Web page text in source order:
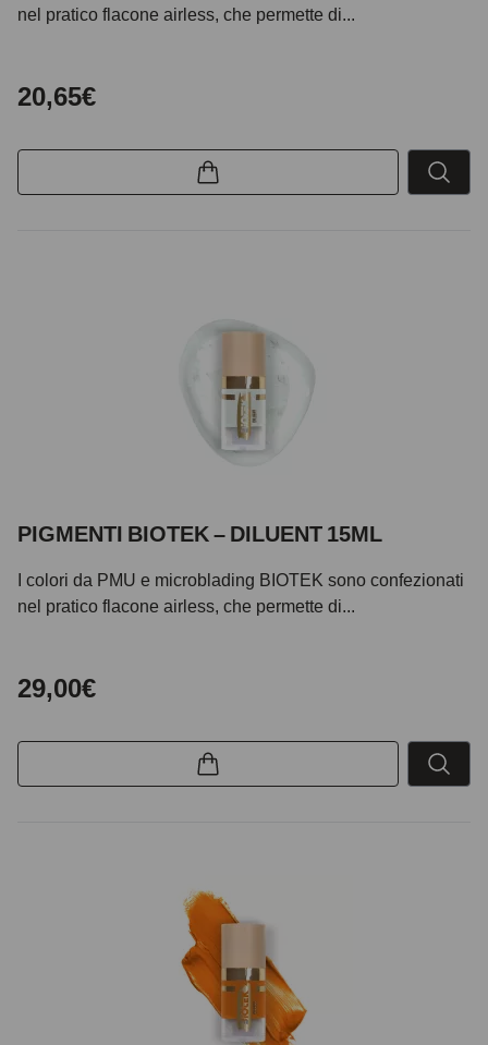
nel pratico flacone airless, che permette di...
20,65€
PIGMENTI BIOTEK – DILUENT 15ML
I colori da PMU e microblading BIOTEK sono confezionati
nel pratico flacone airless, che permette di...
29,00€